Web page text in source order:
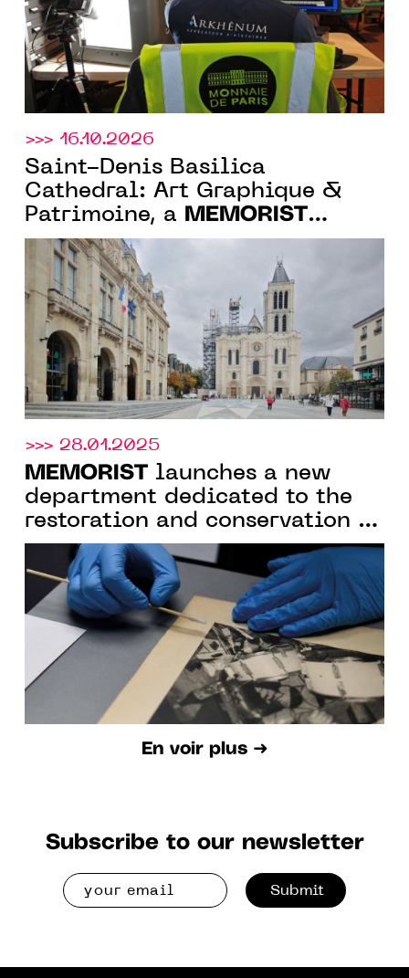
>>> 16.10.2026
Saint-Denis Basilica
Cathedral: Art Graphique &
Patrimoine, a MEMORIST
company, designs the
immersive tour for the Spire
Factory
>>> 28.01.2025
MEMORIST launches a new
department dedicated to the
restoration and conservation of
photographs
En voir plus ➜
Subscribe to our newsletter
Submit